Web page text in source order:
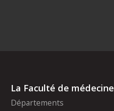
La Faculté de médecine
Départements